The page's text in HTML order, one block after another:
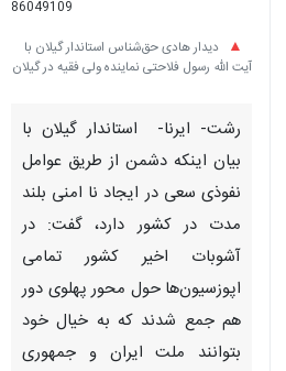
86049109
دیدار هادی حق‌شناس استاندار گیلان با
آیت الله رسول فلاحتی نماینده ولی فقیه در گیلان
رشت- ایرنا- استاندار گیلان با
بیان اینکه دشمن از طریق عوامل
نفوذی سعی در ایجاد نا امنی بلند
مدت در کشور دارد، گفت: در
آشوبات اخیر کشور تمامی
اپوزسیون‌ها حول محور پهلوی دور
هم جمع شدند که به خیال خود
بتوانند ملت ایران و جمهوری